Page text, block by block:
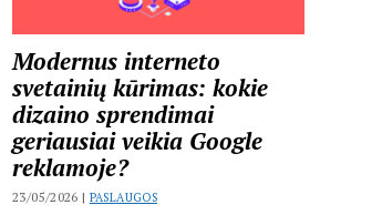
Modernus interneto
svetainių kūrimas: kokie
dizaino sprendimai
geriausiai veikia Google
reklamoje?
23/05/2026 | PASLAUGOS